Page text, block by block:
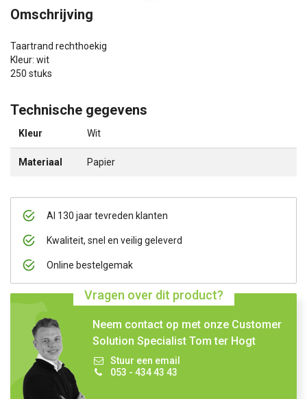
Al 130 jaar tevreden klanten
Kwaliteit, snel en veilig geleverd
Online bestelgemak
Vragen over dit product?
Neem contact op met onze Customer
Solution Specialist Tom ter Hogt
Stuur een email
053 - 434 43 43
Omschrijving
Taartrand rechthoekig
Kleur: wit
250 stuks
Technische gegevens
Kleur Wit
Materiaal Papier